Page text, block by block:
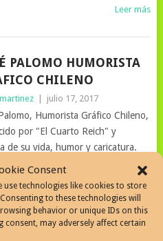
Consent
use technologies like cookies to store
to these technologies will
behavior or unique IDs on this
may adversely affect certain
Leer más
PALOMO HUMORISTA
CHILENO
julio 17, 2017
Humorista Gráfico Chileno,
por "El Cuarto Reich" y
de su vida, humor y caricatura.
Leer más
DE CERVANTES |